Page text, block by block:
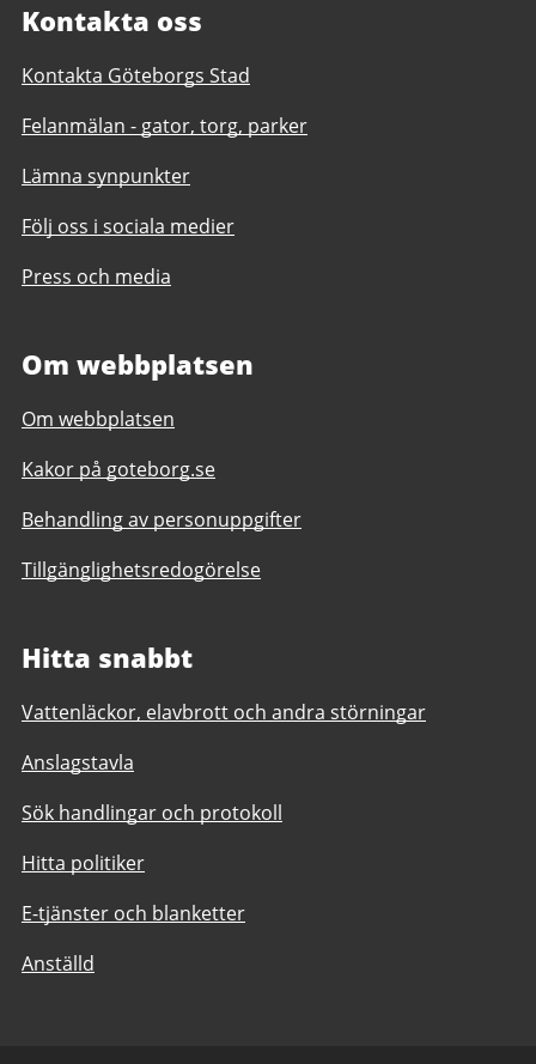
Kontakta oss
Kontakta Göteborgs Stad
Felanmälan - gator, torg, parker
Lämna synpunkter
Följ oss i sociala medier
Press och media
Om webbplatsen
Om webbplatsen
Kakor på goteborg.se
Behandling av personuppgifter
Tillgänglighetsredogörelse
Hitta snabbt
Vattenläckor, elavbrott och andra störningar
Anslagstavla
Sök handlingar och protokoll
Hitta politiker
E-tjänster och blanketter
Anställd